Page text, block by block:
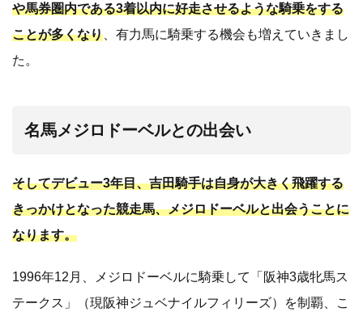
や馬券圏内である3着以内に好走させるような騎乗をする
ことが多くなり 、有力馬に騎乗する機会も増えていきまし
た。
名馬メジロドーベルとの出会い
そしてデビュー3年目、吉田騎手は自身が大きく飛躍する
きっかけとなった競走馬、メジロドーベルと出会うことに
なります。
1996年12月、メジロドーベルに騎乗して「阪神3歳牝馬ス
テークス」（現阪神ジュベナイルフィリーズ）を制覇、こ